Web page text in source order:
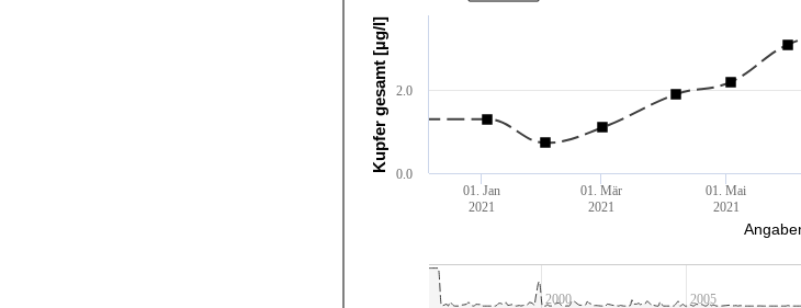
Kupfer gesamt [µg/l]
01. Jan
2021
01. Mär
2021
01. Mai
2021
2000 2005
2.0
0.0